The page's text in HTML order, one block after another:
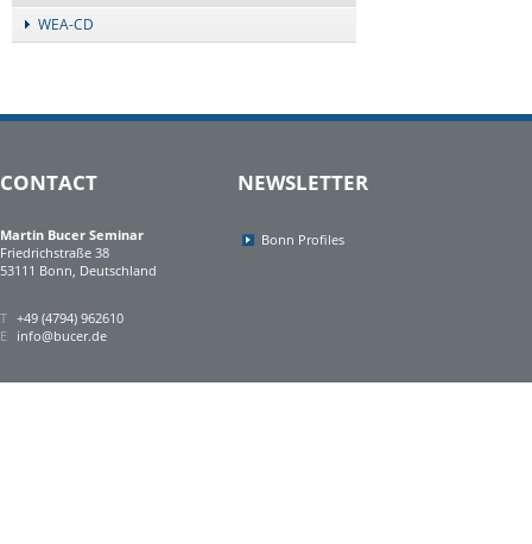
WEA-CD
CONTACT
Martin Bucer Seminar
Friedrichstraße 38
53111 Bonn, Deutschland
T +49 (4794) 962610
E info@bucer.de
NEWSLETTER
Bonn Profiles